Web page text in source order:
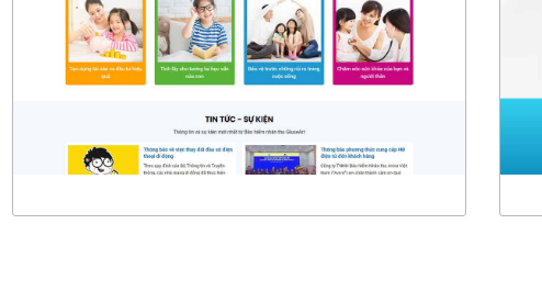
CHI TIẾT
XEM THỰC TẾ